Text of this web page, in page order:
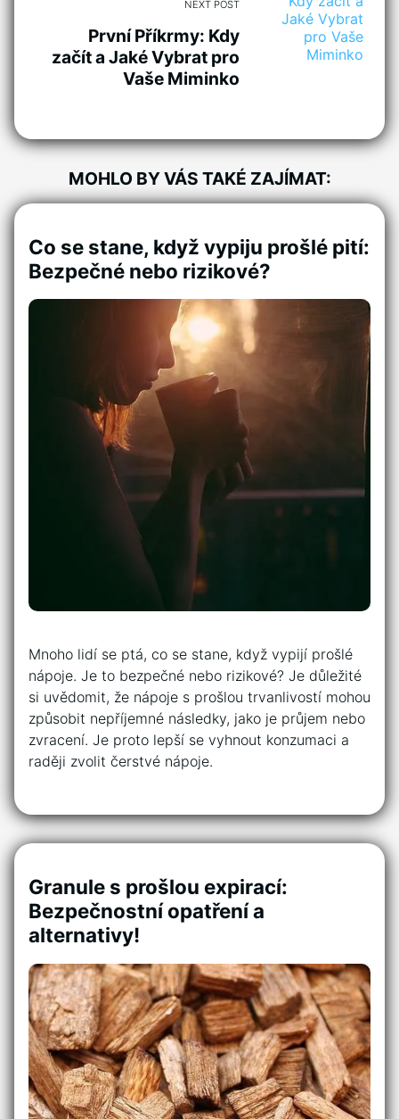
NEXT POST
První Příkrmy: Kdy
začít a Jaké Vybrat pro
Vaše Miminko
MOHLO BY VÁS TAKÉ ZAJÍMAT:
Co se stane, když vypiju prošlé pití:
Bezpečné nebo rizikové?
Mnoho lidí se ptá, co se stane, když vypijí prošlé
nápoje. Je to bezpečné nebo rizikové? Je důležité
si uvědomit, že nápoje s prošlou trvanlivostí mohou
způsobit nepříjemné následky, jako je průjem nebo
zvracení. Je proto lepší se vyhnout konzumaci a
raději zvolit čerstvé nápoje.
Granule s prošlou expirací:
Bezpečnostní opatření a
alternativy!